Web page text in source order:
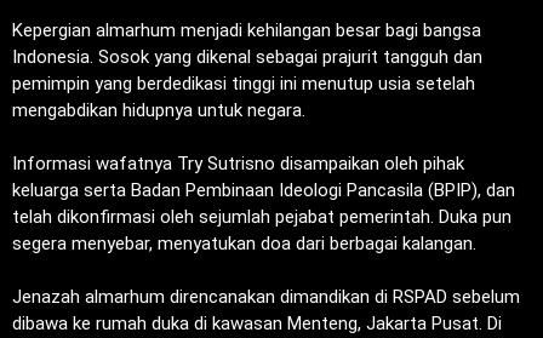
‎Kepergian almarhum menjadi kehilangan besar bagi bangsa
Indonesia. Sosok yang dikenal sebagai prajurit tangguh dan
pemimpin yang berdedikasi tinggi ini menutup usia setelah
mengabdikan hidupnya untuk negara.
‎Informasi wafatnya Try Sutrisno disampaikan oleh pihak
keluarga serta Badan Pembinaan Ideologi Pancasila (BPIP), dan
telah dikonfirmasi oleh sejumlah pejabat pemerintah. Duka pun
segera menyebar, menyatukan doa dari berbagai kalangan.
‎Jenazah almarhum direncanakan dimandikan di RSPAD sebelum
dibawa ke rumah duka di kawasan Menteng, Jakarta Pusat. Di